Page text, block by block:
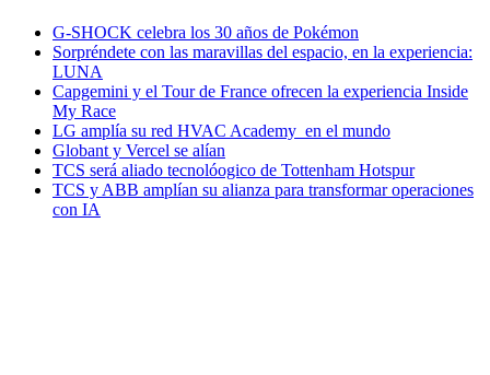
G-SHOCK celebra los 30 años de Pokémon
Sorpréndete con las maravillas del espacio, en la experiencia:
LUNA
Capgemini y el Tour de France ofrecen la experiencia Inside
My Race
LG amplía su red HVAC Academy en el mundo
Globant y Vercel se alían
TCS será aliado tecnolóogico de Tottenham Hotspur
TCS y ABB amplían su alianza para transformar operaciones
con IA